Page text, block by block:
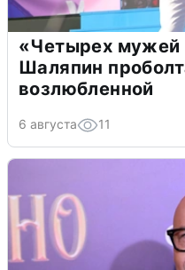
«Четырех мужей
Шаляпин
возлюбленной
6 августа 11